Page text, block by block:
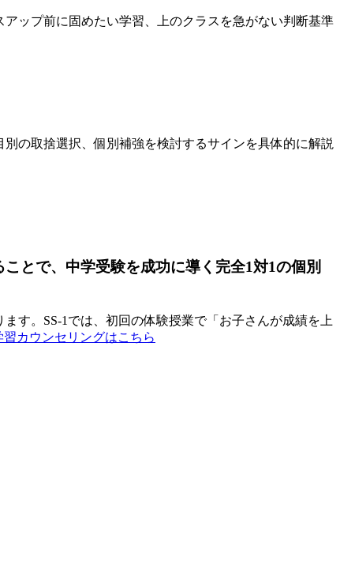
ップ前に固めたい学習、上のクラスを急がない判断基準
の取捨選択、個別補強を検討するサインを具体的に解説
とで、中学受験を成功に導く完全1対1の個別
す。SS-1では、初回の体験授業で「お子さんが成績を上
習カウンセリングはこちら